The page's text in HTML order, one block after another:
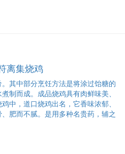
离集烧鸡
其中部分烹饪方法是将涂过饴糖的
制而成。成品烧鸡具有肉鲜味美、
中，道口烧鸡出名，它香味浓郁、
肥而不腻。是用多种名贵药，辅之